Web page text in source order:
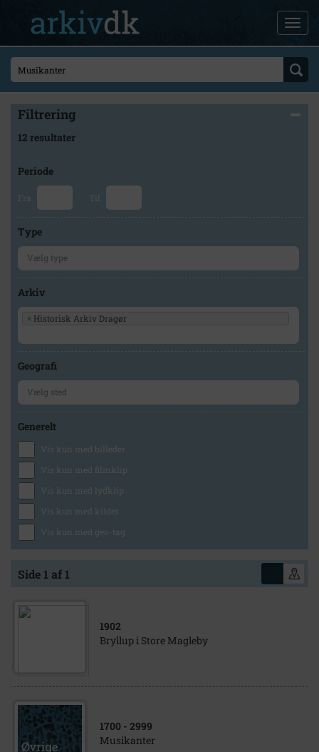
Filtrering
12 resultater
Periode
Fra Til
Type
Arkiv
× Historisk Arkiv Dragør
Geografi
Generelt
Vis kun med billeder
Vis kun med filmklip
Vis kun med lydklip
Vis kun med kilder
Vis kun med geo-tag
Side 1 af 1
1902
Bryllup i Store Magleby
1700 - 2999
Musikanter